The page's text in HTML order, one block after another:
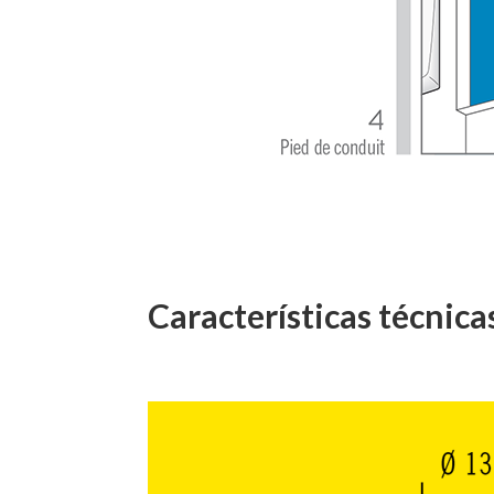
Características